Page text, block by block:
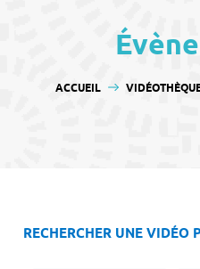
VOUS ÊTES ICI :
ACCUEIL
RECHERCHER UNE VIDÉO